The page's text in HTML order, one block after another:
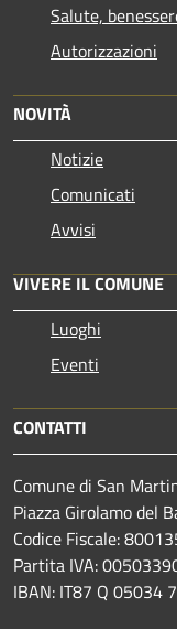
Salute,
Autorizzazioni
NOVITÀ
Notizie
Comunicati
Avvisi
VIVERE IL COMUNE
Luoghi
Eventi
CONTATTI
Comune di San
Piazza Girolamo del
Codice Fiscale:
Partita IVA:
IBAN: IT87 Q 05034